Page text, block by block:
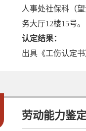
人事处社保科（
务大厅12楼15号。
认定结果：
出具《工伤认定书
劳动能力鉴